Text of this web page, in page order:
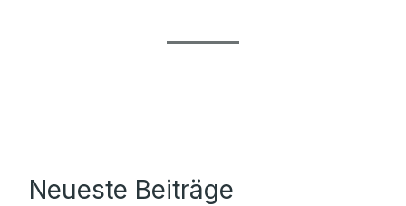
Neueste Beiträge